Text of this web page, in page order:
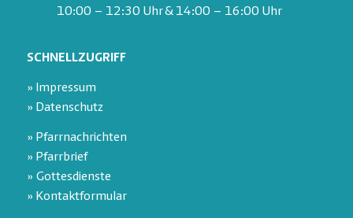
10:00 – 12:30 Uhr & 14:00 – 16:00 Uhr
SCHNELLZUGRIFF
» Impressum
» Datenschutz
» Pfarrnachrichten
» Pfarrbrief
» Gottesdienste
» Kontaktformular